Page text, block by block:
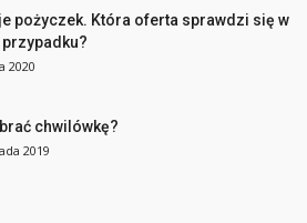
pożyczek. Która oferta sprawdzi się w
2020
chwilówkę?
2019